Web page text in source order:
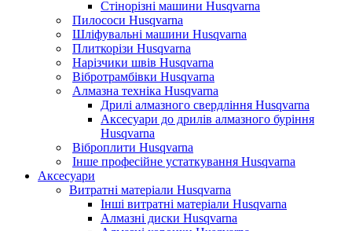
Стінорізні машини Husqvarna
Пилососи Husqvarna
Шліфувальні машини Husqvarna
Плиткорізи Husqvarna
Нарізчики швів Husqvarna
Вібротрамбівки Husqvarna
Алмазна техніка Husqvarna
Дрилі алмазного свердління Husqvarna
Аксесуари до дрилів алмазного буріння
Husqvarna
Віброплити Husqvarna
Інше професійне устаткування Husqvarna
Аксесуари
Витратні матеріали Husqvarna
Інші витратні матеріали Husqvarna
Алмазні диски Husqvarna